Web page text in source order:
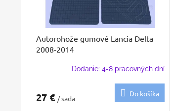
oAutorohože gumové Lancia Delta
2008-2014
Dodanie: 4-8 pracovných dní
27 € / sada
Do košíka